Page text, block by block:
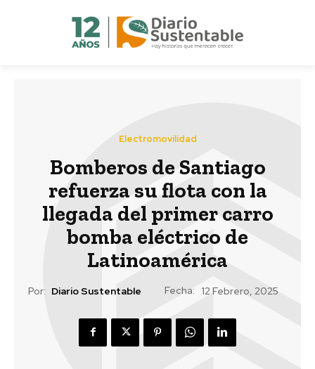
Electromovilidad
Bomberos de Santiago
refuerza su flota con la
llegada del primer carro
bomba eléctrico de
Latinoamérica
Por: Diario Sustentable Fecha: 12 Febrero, 2025